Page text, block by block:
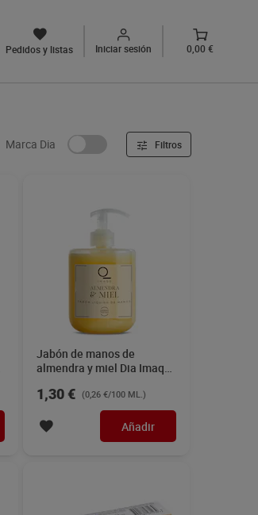
Pedidos y listas Iniciar sesión 0,00 €
Marca Dia Filtros
Jabón de manos de
almendra y miel Dia Imaqe
1,30 € (0,26 €/100 ML.)
Añadir